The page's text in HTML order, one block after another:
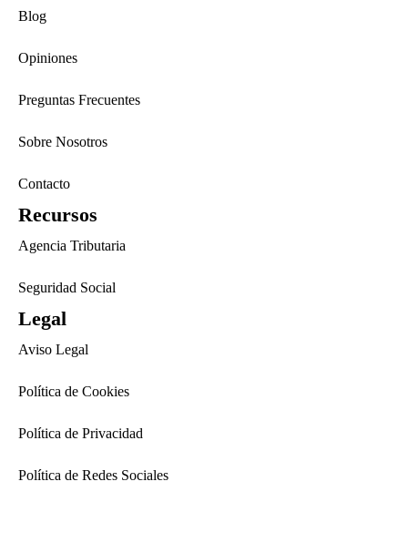
Blog
Opiniones
Preguntas Frecuentes
Sobre Nosotros
Contacto
Recursos
Agencia Tributaria
Seguridad Social
Legal
Aviso Legal
Política de Cookies
Política de Privacidad
Política de Redes Sociales